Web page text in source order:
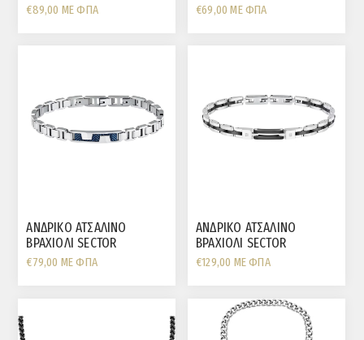
€89,00 ΜΕ ΦΠΑ €69,00 ΜΕ ΦΠΑ
ΑΝΔΡΙΚΟ ΑΤΣΑΛΙΝΟ
ΒΡΑΧΙΟΛΙ SECTOR
€79,00 ΜΕ ΦΠΑ
ΑΝΔΡΙΚΟ ΑΤΣΑΛΙΝΟ
ΒΡΑΧΙΟΛΙ SECTOR
€129,00 ΜΕ ΦΠΑ